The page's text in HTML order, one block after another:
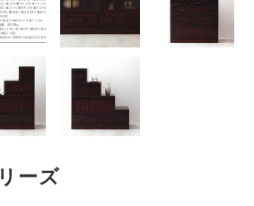
ーズ